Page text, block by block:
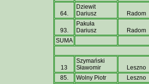
64.
Dziewit
Dariusz
Radom
93.
Pakuła
Dariusz
Radom
SUMA
13
Szymański
Sławomir
Leszno
85.
Wolny Piotr Leszno